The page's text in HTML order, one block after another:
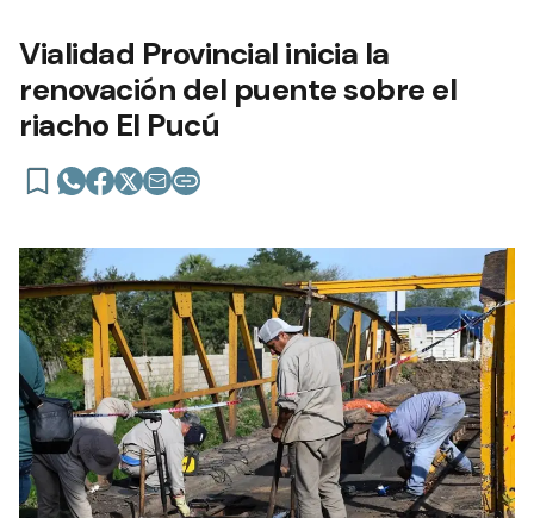
Vialidad Provincial inicia la
renovación del puente sobre el
riacho El Pucú